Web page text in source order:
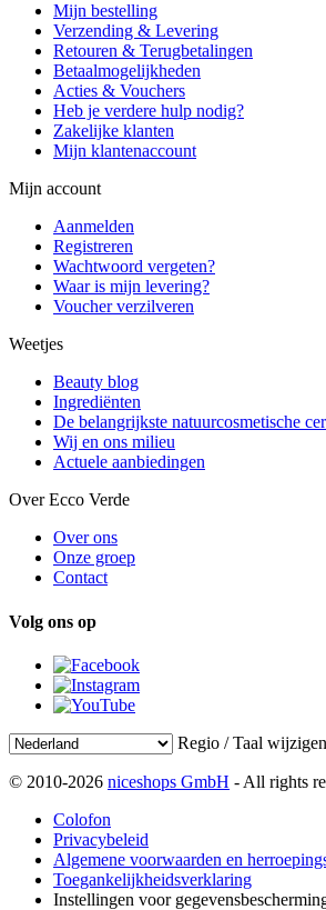
Mijn bestelling
Verzending & Levering
Retouren & Terugbetalingen
Betaalmogelijkheden
Acties & Vouchers
Heb je verdere hulp nodig?
Zakelijke klanten
Mijn klantenaccount
Mijn account
Aanmelden
Registreren
Wachtwoord vergeten?
Waar is mijn levering?
Voucher verzilveren
Weetjes
Beauty blog
Ingrediënten
De belangrijkste natuurcosmetische
Wij en ons milieu
Actuele aanbiedingen
Over Ecco Verde
Over ons
Onze groep
Contact
Volg ons op
Regio / Taal wijzigen
© 2010-2026 niceshops GmbH - All rights
Colofon
Privacybeleid
Algemene voorwaarden en
Toegankelijkheidsverklaring
Instellingen voor